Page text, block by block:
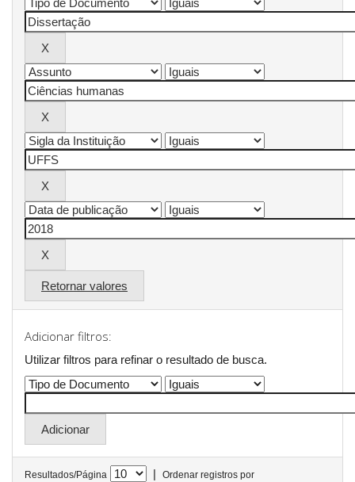
Retornar valores
Adicionar filtros:
Utilizar filtros para refinar o resultado de busca.
Resultados/Página |
Ordenar registros por